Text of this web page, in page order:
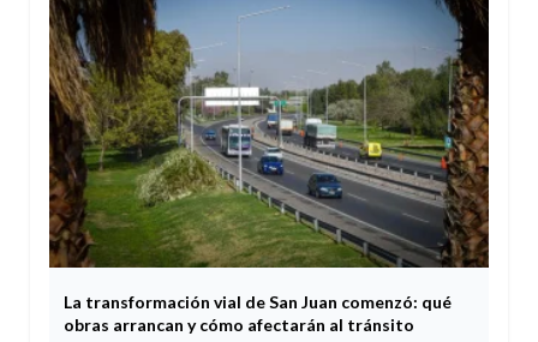
La transformación vial de San Juan comenzó: qué
obras arrancan y cómo afectarán al tránsito